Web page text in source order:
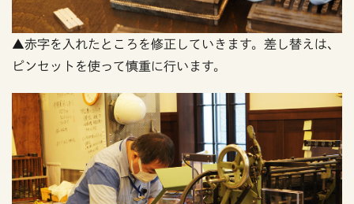
▲赤字を入れたところを修正していきます。差し替えは、
ピンセットを使って慎重に行います。